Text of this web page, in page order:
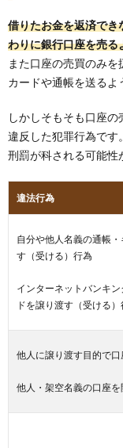
借りたお金を返済でき
わりに銀行口座を売る
また口座の売買のみ
カードや通帳を送るよ
しかしそもそも口座
違反した犯罪行為です
刑罰が科される可能性
違法行為
自分や他人名義の通帳
す（受ける）行為
インターネットバンキ
ドを譲り渡す（受ける
他人に譲り渡す目的で
他人・架空名義の口座